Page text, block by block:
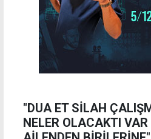
"DUA ET SİLAH
NELER OLACAKTI VAR